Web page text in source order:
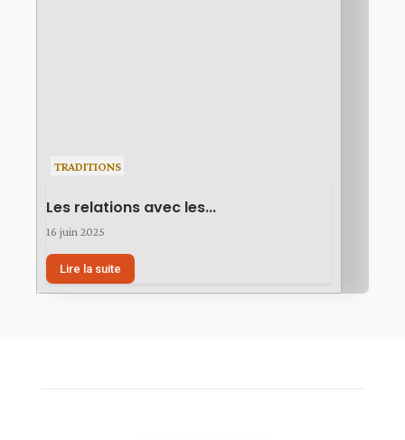
TRADITIONS
Les relations avec les...
16 juin 2025
Lire la suite